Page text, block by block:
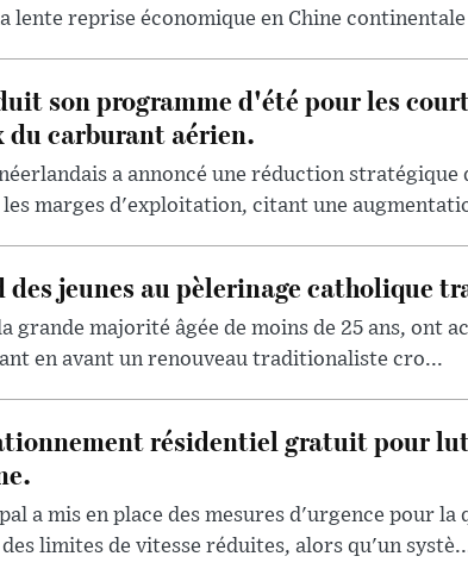
lente reprise économique en Chine continentale
son programme d'été pour les
du carburant aérien.
a annoncé une réduction stratégique
marges d'exploitation, citant une
jeunes au pèlerinage catholique
grande majorité âgée de moins de 25 ans, ont
en avant un renouveau traditionaliste cro...
résidentiel gratuit pour
a mis en place des mesures d'urgence pour
limites de vitesse réduites, alors qu'un